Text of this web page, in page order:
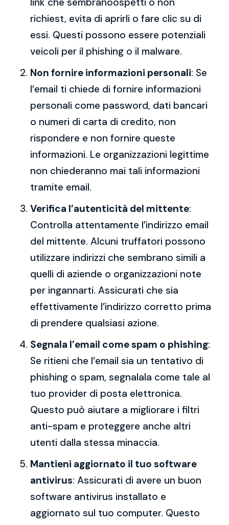
richiest, evita di aprirli o fare clic su di
essi. Questi possono essere potenziali
veicoli per il phishing o il malware.
Non fornire informazioni personali: Se
l’email ti chiede di fornire informazioni
personali come password, dati bancari
o numeri di carta di credito, non
rispondere e non fornire queste
informazioni. Le organizzazioni legittime
non chiederanno mai tali informazioni
tramite email.
Verifica l’autenticità del mittente:
Controlla attentamente l’indirizzo email
del mittente. Alcuni truffatori possono
utilizzare indirizzi che sembrano simili a
quelli di aziende o organizzazioni note
per ingannarti. Assicurati che sia
effettivamente l’indirizzo corretto prima
di prendere qualsiasi azione.
Segnala l’email come spam o phishing:
Se ritieni che l’email sia un tentativo di
phishing o spam, segnalala come tale al
tuo provider di posta elettronica.
Questo può aiutare a migliorare i filtri
anti-spam e proteggere anche altri
utenti dalla stessa minaccia.
Mantieni aggiornato il tuo software
antivirus: Assicurati di avere un buon
software antivirus installato e
aggiornato sul tuo computer. Questo